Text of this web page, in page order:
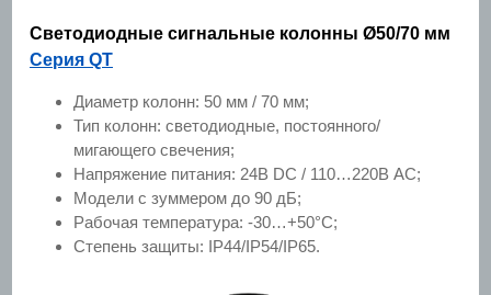
Светодиодные сигнальные колонны Ø50/70 мм
Серия QT
Диаметр колонн: 50 мм / 70 мм;
Тип колонн: светодиодные, постоянного/
мигающего свечения;
Напряжение питания: 24В DC / 110…220В AC;
Модели с зуммером до 90 дБ;
Рабочая температура: -30…+50°C;
Степень защиты: IP44/IP54/IP65.